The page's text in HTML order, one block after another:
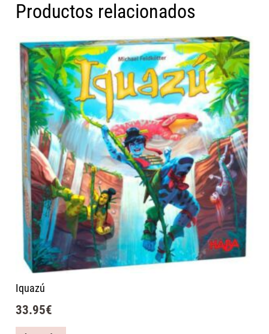
Productos relacionados
Iquazú
33.95€